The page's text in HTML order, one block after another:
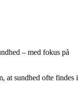
– med fokus på
at sundhed ofte findes i